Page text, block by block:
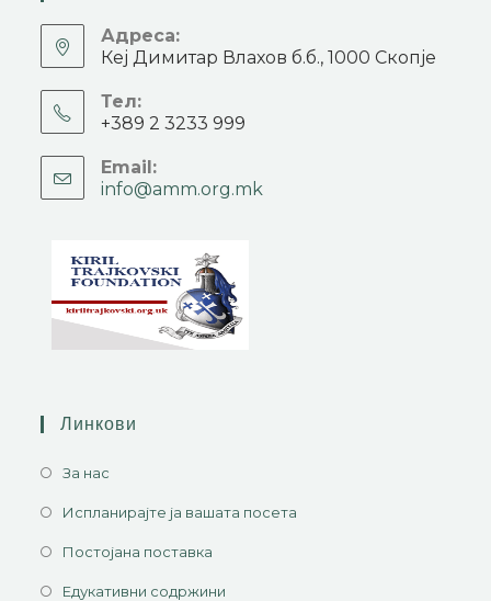
Адреса:
Кеј Димитар Влахов б.б., 1000 Скопје
Тел:
+389 2 3233 999
Email:
info@amm.org.mk
Линкови
За нас
Испланирајте ја вашата посета
Постојана поставка
Едукативни содржини